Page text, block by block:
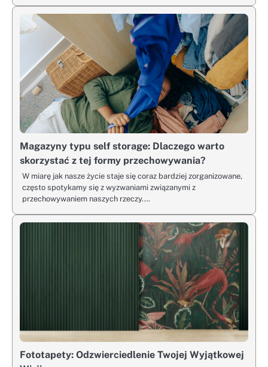
Magazyny typu self storage: Dlaczego warto
skorzystać z tej formy przechowywania?
W miarę jak nasze życie staje się coraz bardziej zorganizowane,
często spotykamy się z wyzwaniami związanymi z
przechowywaniem naszych rzeczy.…
Fototapety: Odzwierciedlenie Twojej Wyjątkowej